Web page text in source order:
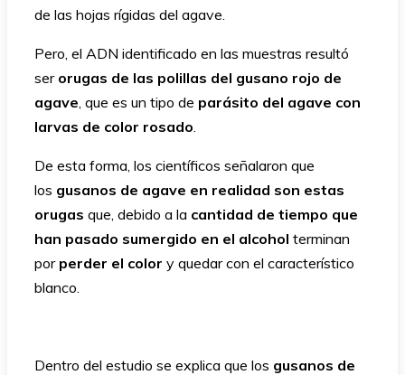
de las hojas rígidas del agave.
Pero, el ADN identificado en las muestras resultó
ser orugas de las polillas del gusano rojo de
agave , que es un tipo de parásito del agave con
larvas de color rosado
De esta forma, los científicos señalaron que
los gusanos de agave en realidad son estas
orugas que, debido a la cantidad de tiempo que
han pasado sumergido en el alcohol terminan
por perder el color y quedar con el característico
blanco.
Dentro del estudio se explica que los gusanos de